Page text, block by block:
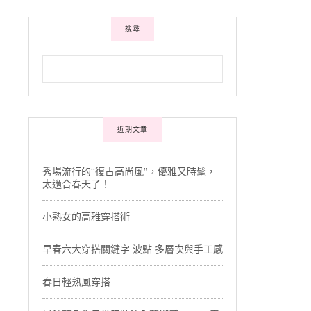
搜尋
近期文章
秀場流行的“復古高尚風”，優雅又時髦，
太適合春天了！
小熟女的高雅穿搭術
早春六大穿搭關鍵字 波點 多層次與手工感
春日輕熟風穿搭